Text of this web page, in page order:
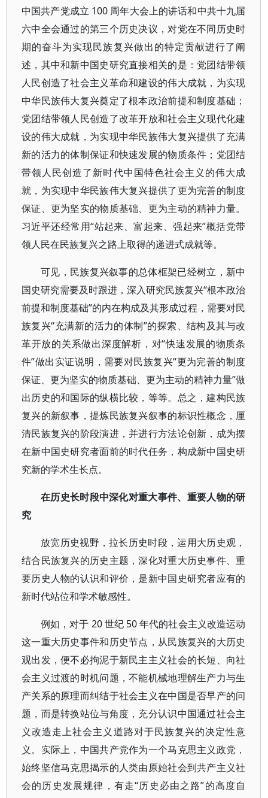
中国共产党成立 100 周年大会上的讲话和中共十九届
六中全会通过的第三个历史决议，对党在不同历史时
期的奋斗为实现民族复兴做出的特定贡献进行了阐
述，其中和新中国史研究直接相关的是：党团结带领
人民创造了社会主义革命和建设的伟大成就，为实现
中华民族伟大复兴奠定了根本政治前提和制度基础；
党团结带领人民创造了改革开放和社会主义现代化建
设的伟大成就，为实现中华民族伟大复兴提供了充满
新的活力的体制保证和快速发展的物质条件；党团结
带领人民创造了新时代中国特色社会主义的伟大成
就，为实现中华民族伟大复兴提供了更为完善的制度
保证、更为坚实的物质基础、更为主动的精神力量。
习近平还经常用“站起来、富起来、强起来”概括党带
领人民在民族复兴之路上取得的递进式成就等。
可见，民族复兴叙事的总体框架已经树立，新中
国史研究需要及时跟进，深入研究民族复兴“根本政治
前提和制度基础”的内在构成及其形成过程，需要对民
族复兴“充满新的活力的体制”的探索、结构及其与改
革开放的关系做出深度解析，对“快速发展的物质条
件”做出实证说明，需要对民族复兴“更为完善的制度
保证、更为坚实的物质基础、更为主动的精神力量”做
出历史的和国际的纵横比较，等等。总之，建构民族
复兴的新叙事，提炼民族复兴叙事的标识性概念，厘
清民族复兴的阶段演进，并进行方法论创新，成为摆
在新中国史研究者面前的时代任务，构成新中国史研
究新的学术生长点。
在历史长时段中深化对重大事件、重要人物的研
究
放宽历史视野，拉长历史时段，运用大历史观，
结合民族复兴的历史主题，深化对重大历史事件、重
要历史人物的认识和评价，是新中国史研究者应有的
新时代站位和学术敏感性。
例如，对于 20 世纪 50 年代的社会主义改造运动
这一重大历史事件和历史节点，从民族复兴的大历史
观出发，便不必拘泥于新民主主义社会的长短、向社
会主义过渡的时机问题，不能机械地理解生产力与生
产关系的原理而纠结于社会主义在中国是否早产的问
题，而是转换站位与角度，充分认识中国通过社会主
义改造走上社会主义道路对于民族复兴的决定性意
义。实际上，中国共产党作为一个马克思主义政党，
始终坚信马克思揭示的人类由原始社会到共产主义社
会的历史发展规律，有走“历史必由之路”的高度自